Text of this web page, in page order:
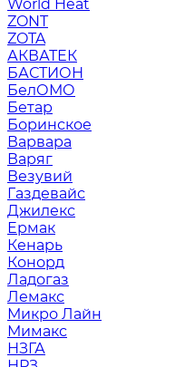
World Heat
ZONT
ZOTA
АКВАТЕК
БАСТИОН
БелОМО
Бетар
Боринское
Варвара
Варяг
Везувий
Газдевайс
Джилекс
Ермак
Кенарь
Конорд
Ладогаз
Лемакс
Микро Лайн
Мимакс
НЗГА